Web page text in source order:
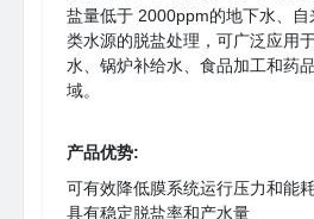
盐量低于 2000ppm的地下水、
类水源的脱盐处理，可广泛应用
水、锅炉补给水、食品加工和药
域。
产品优势:
可有效降低膜系统运行压力和能耗
具有稳定脱盐率和产水量